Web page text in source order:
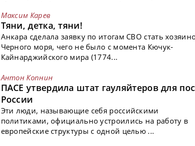
Максим Карев
Тяни, детка, тяни!
Анкара сделала заявку по итогам СВО стать
Черного моря, чего не было с момента Кючук-
Кайнарджийского мира (1774...
Антон Копнин
ПАСЕ утвердила штат гауляйтеров для
России
Эти люди, называющие себя российскими
политиками, официально устроились на работу в
европейские структуры с одной целью ...